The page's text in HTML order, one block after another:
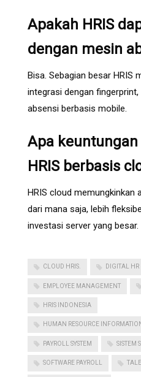
Apakah HRIS
dengan mesin
Bisa. Sebagian besar HRIS
integrasi dengan
absensi berbasis mobile.
Apa
HRIS berbasis
HRIS cloud memungkinkan
dari mana saja, lebih
investasi server yang besar.
CLOUD HRIS. DIGITAL HR
EMPLOYEE MANAGEMENT
HRIS INDONESIA
HUMAN RESOURCE
PAYROLL SYSTEM SISTEM
SOFTWARE PAYROLL